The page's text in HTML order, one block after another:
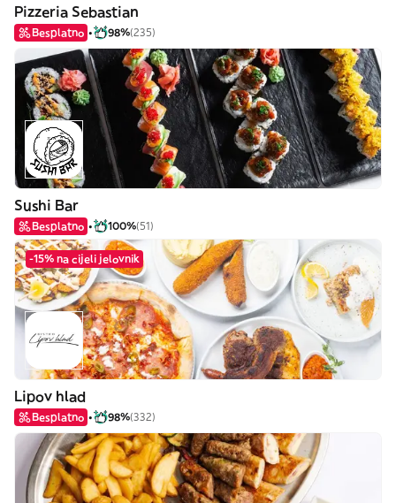
Pizzeria Sebastian
Besplatno 98%(235)
Sushi Bar
Besplatno 100%(51)
-15% na cijeli jelovnik
Lipov hlad
Besplatno 98%(332)